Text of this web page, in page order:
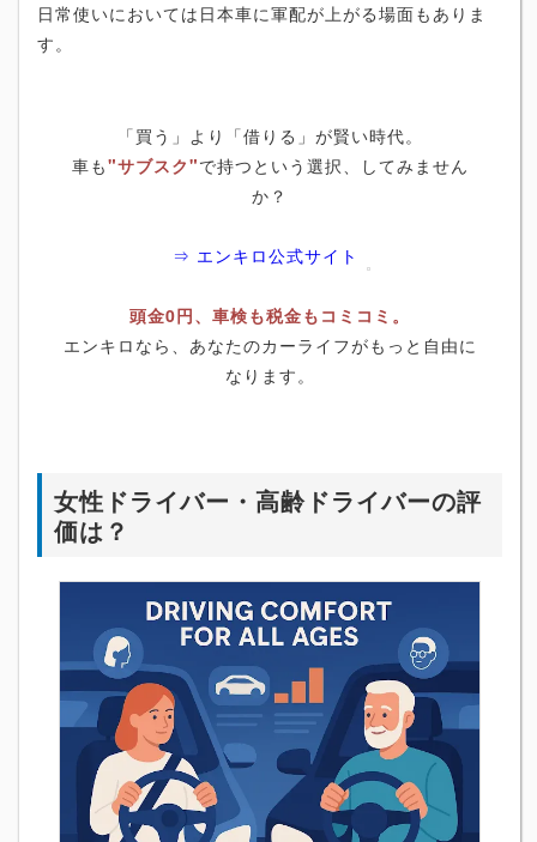
日常使いにおいては日本車に軍配が上がる場面もありま
す。
「買う」より「借りる」が賢い時代。
車も"サブスク"で持つという選択、してみません
か？
⇒ エンキロ公式サイト
頭金0円、車検も税金もコミコミ。
エンキロなら、あなたのカーライフがもっと自由に
なります。
女性ドライバー・高齢ドライバーの評
価は？